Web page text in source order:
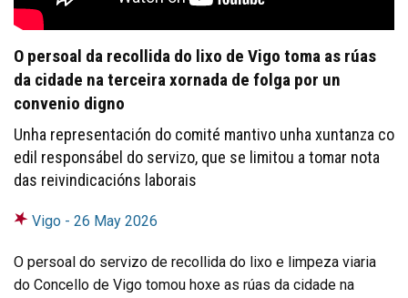
O persoal da recollida do lixo de Vigo toma as rúas
da cidade na terceira xornada de folga por un
convenio digno
Unha representación do comité mantivo unha xuntanza co
edil responsábel do servizo, que se limitou a tomar nota
das reivindicacións laborais
Vigo - 26 May 2026
O persoal do servizo de recollida do lixo e limpeza viaria
do Concello de Vigo tomou hoxe as rúas da cidade na